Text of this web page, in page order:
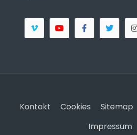
Kontakt Cookies Sitemap
Impressum